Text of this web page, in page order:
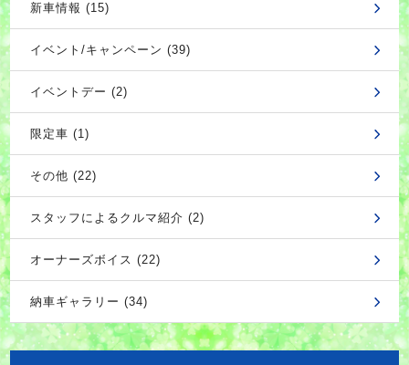
新車情報 (15)
イベント/キャンペーン (39)
イベントデー (2)
限定車 (1)
その他 (22)
スタッフによるクルマ紹介 (2)
オーナーズボイス (22)
納車ギャラリー (34)